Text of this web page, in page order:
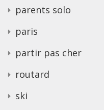
parents solo
paris
partir pas cher
routard
ski